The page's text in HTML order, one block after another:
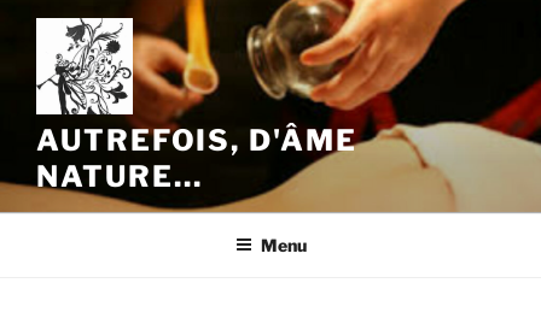
Aller
contenu
principal
AUTREFOIS, D'ÂME
NATURE…
Menu